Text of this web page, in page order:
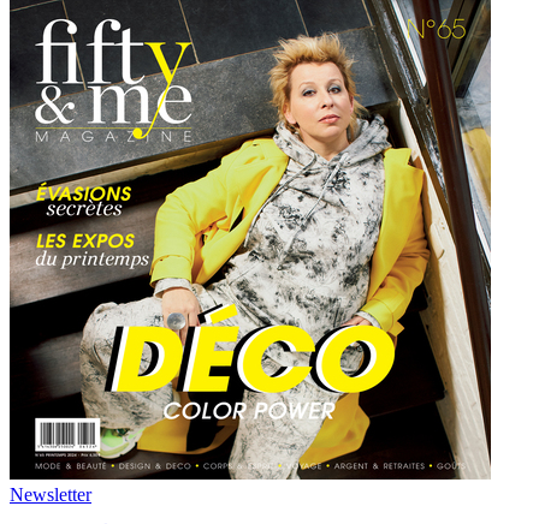
Newsletter